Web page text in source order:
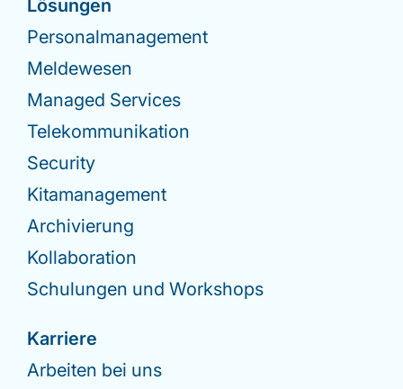
Lösungen
Personalmanagement
Meldewesen
Managed Services
Telekommunikation
Security
Kitamanagement
Archivierung
Kollaboration
Schulungen und Workshops
Karriere
Arbeiten bei uns